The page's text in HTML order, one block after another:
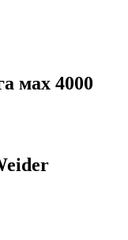
мах 4000